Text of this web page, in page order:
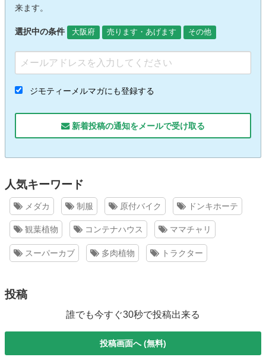
来ます。
選択中の条件 大阪府 売ります・あげます その他
ジモティーメルマガにも登録する
新着投稿の通知をメールで受け取る
人気キーワード
メダカ 制服 原付バイク ドンキホーテ
観葉植物 コンテナハウス ママチャリ
スーパーカブ 多肉植物 トラクター
投稿
誰でも今すぐ30秒で投稿出来る
投稿画面へ (無料)